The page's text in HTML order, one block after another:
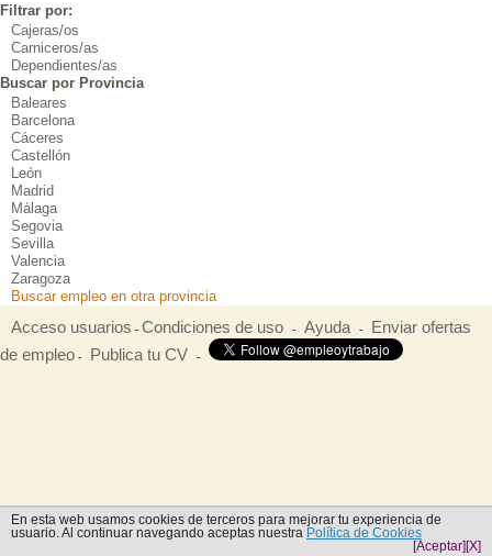
Filtrar por:
Cajeras/os
Carniceros/as
Dependientes/as
Buscar por Provincia
Baleares
Barcelona
Cáceres
Castellón
León
Madrid
Málaga
Segovia
Sevilla
Valencia
Zaragoza
Buscar empleo en otra provincia
Acceso usuarios - Condiciones de uso - Ayuda -
Enviar ofertas
de empleo - Publica tu CV -
En esta web usamos cookies de terceros para mejorar tu experiencia de
usuario. Al continuar navegando aceptas nuestra Política de Cookies
[X]
[Aceptar]